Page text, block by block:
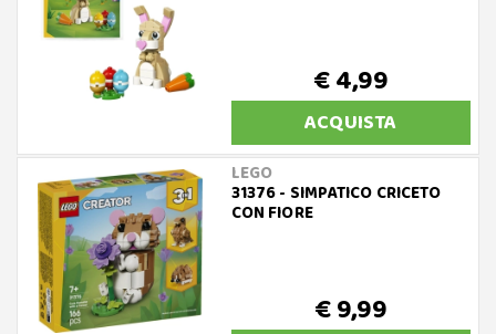
€ 4,99
ACQUISTA
LEGO
31376 - SIMPATICO CRICETO
CON FIORE
€ 9,99